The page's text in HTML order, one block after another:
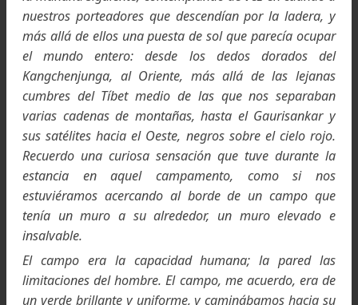
Al día siguiente, tres de los porteadores
con el material necesario para establecer